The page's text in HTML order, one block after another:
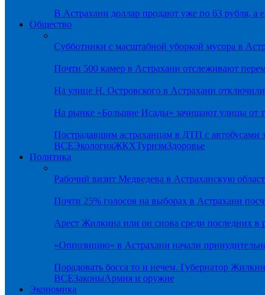
В Астрахани доллар продают уже по 63 рубля, а
Общество
Субботники с масштабной уборкой мусора в
Почти 500 камер в Астрахани отслеживают
На улице Н. Островского в Астрахани
На рынке «Большие Исады» зачищают улицы от
Пострадавшим астраханцам в ДТП с автобусами
ВСЕЭкологияЖКХТуризмЗдоровье
Политика
Рабочий визит Медведева в Астраханскую
Почти 25% голосов на выборах в Астрахани
Арест Жилкина или он снова среди последних в
«Оппозицию» в Астрахани начали
Порадовать босса то и нечем. Губернатор
ВСЕЗаконыАрмия и оружие
Экономика